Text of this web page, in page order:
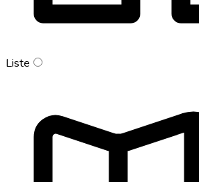
Liste